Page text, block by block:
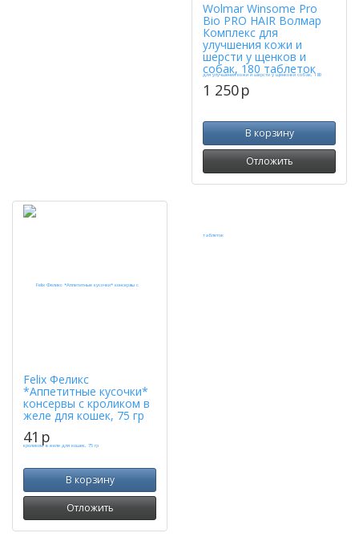
Wolmar Winsome Pro
Bio PRO HAIR Волмар
Комплекс для
улучшения кожи и
шерсти у щенков и
собак, 180 таблеток
1 250p
В корзину
Отложить
Felix Феликс
*Аппетитные кусочки*
консервы с кроликом в
желе для кошек, 75 гр
41 p
В корзину
Отложить